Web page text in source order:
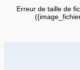
Erreur de taille de